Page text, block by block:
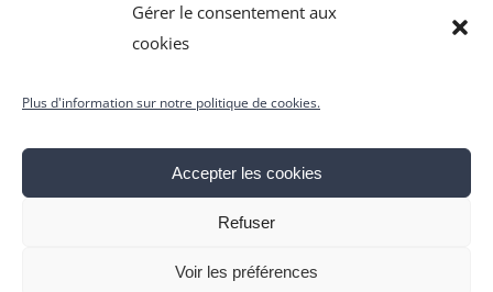
Gérer le consentement aux
cookies
Plus d'information sur notre politique de cookies.
Accepter les cookies
Refuser
Voir les préférences
L’agglo recrute
réservés
Facebook
X YouTubeInstagram